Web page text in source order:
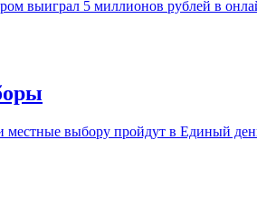
выиграл 5 миллионов рублей в
выбору пройдут в Единый